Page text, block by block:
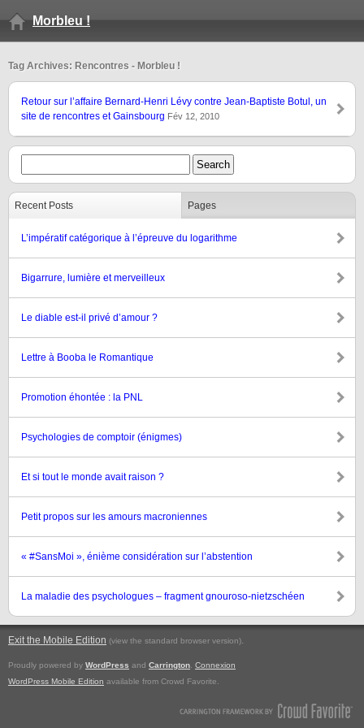
Morbleu !
Tag Archives: Rencontres - Morbleu !
Retour sur l’affaire Bernard-Henri Lévy contre Jean-Baptiste Botul, un
site de rencontres et Gainsbourg Fév 12, 2010
Recent Posts Pages
L’impératif catégorique à l’épreuve du logarithme
Bigarrure, lumière et merveilleux
Le diable est-il privé d’amour ?
Lettre à Booba le Romantique
Promotion éhontée : la PNL
Psychologies de comptoir (énigmes)
Et si tout le monde avait raison ?
Petit propos sur les amours macroniennes
« #SansMoi », énième considération sur l’abstention
La maladie des psychologues – fragment gnouroso-nietzschéen
Exit the Mobile Edition (view the standard browser version).
Proudly powered by WordPress and Carrington Connexion
WordPress Mobile Edition available from Crowd Favorite.